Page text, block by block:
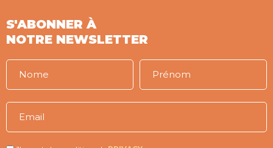
S'ABONNER À
NOTRE NEWSLETTER